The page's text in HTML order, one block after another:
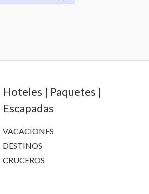
Hoteles | Paquetes |
Escapadas
VACACIONES
DESTINOS
CRUCEROS